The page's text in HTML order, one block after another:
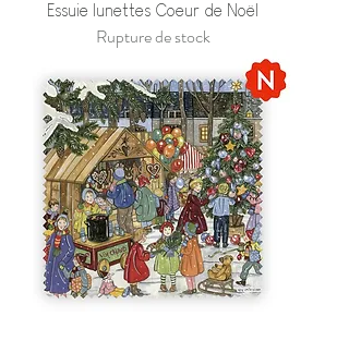
Essuie lunettes Coeur de Noël
Rupture de stock